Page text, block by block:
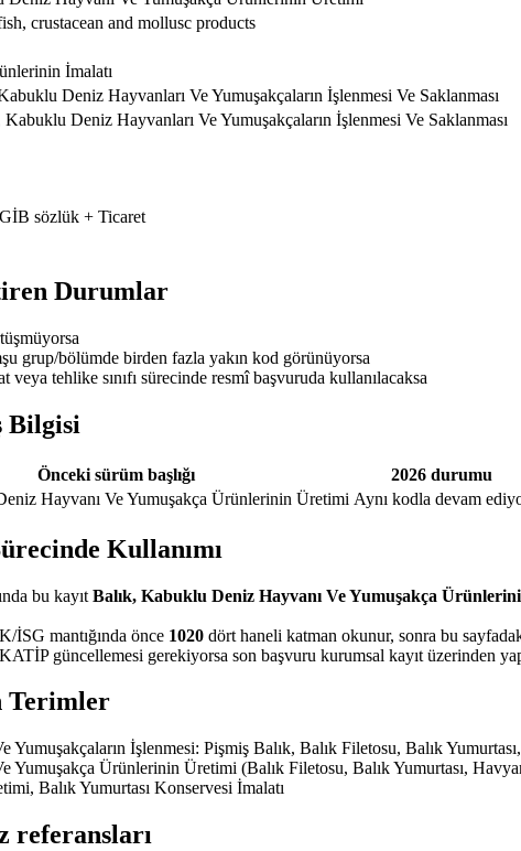
crustacean and mollusc products
İmalatı
Deniz Hayvanları Ve Yumuşakçaların İşlenmesi Ve Saklanması
Deniz Hayvanları Ve Yumuşakçaların İşlenmesi Ve Saklanması
sözlük + Ticaret
Durumlar
grup/bölümde birden fazla yakın kod görünüyorsa
tehlike sınıfı sürecinde resmî başvuruda kullanılacaksa
Bilgisi
Önceki sürüm başlığı 2026 durumu
Hayvanı Ve Yumuşakça Ürünlerinin Üretimi Aynı kodla devam
Kullanımı
bu kayıt Balık, Kabuklu Deniz Hayvanı Ve Yumuşakça
İSG mantığında önce 1020 dört haneli katman okunur, sonra bu
güncellemesi gerekiyorsa son başvuru kurumsal kayıt üzerinden
Terimler
Yumuşakçaların İşlenmesi: Pişmiş Balık, Balık Filetosu, Balık
Yumuşakça Ürünlerinin Üretimi (Balık Filetosu, Balık Yumurtası,
Balık Yumurtası Konservesi İmalatı
referansları